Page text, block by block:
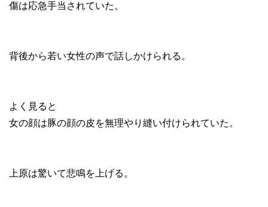
傷は応急手当されていた。
背後から若い女性の声で話しかけられる。
よく見ると
女の顔は豚の顔の皮を無理やり縫い付けられていた。
上原は驚いて悲鳴を上げる。